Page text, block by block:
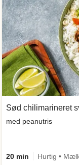
Sød chilimarineret
med peanutris
20 min Hurtig •